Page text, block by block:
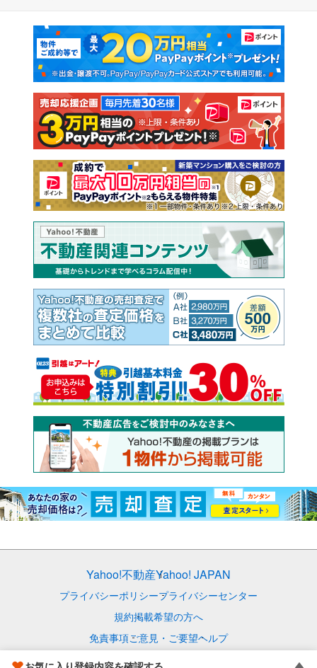
新築マンション 中古マンション
新築一戸建て 中古一戸建て
注文住宅 土地
売却査定
マンションカタログ 教えて！住まいの先生
Yahoo!不動産Yahoo! JAPAN
プライバシーポリシープライバシーセンター
規約掲載希望の方へ
免責事項ご意見・ご要望ヘルプ
© LY Corporation